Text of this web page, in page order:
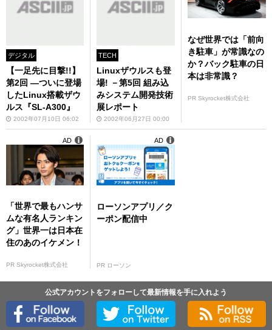
デジタル
【一足先に目撃!!】
第2回 ―ついに登場
したLinux搭載ザウ
ルス『SL-A300』
2002年07月10日 06:02
TECH
Linuxザウルスも登
場! －第5回 組み込
みシステム開発技術
展レポート
2002年06月27日 00:00
なぜ世界では「前向
き駐車」が常識なの
か？バック駐車の日
本は非常識？
PR Skyrocket株式会社
「世界で最もハンサ
ムな有名人ランキン
グ」世界一は日本在
住のあのイケメン！
PR Skyrocket株式会社
AD
ローソンアプリ／ク
ーポン配信中
PR ローソン
AD
公式アカウントをフォローして最新情報を手に入れよう